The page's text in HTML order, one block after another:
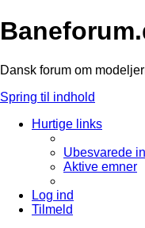
Dansk forum om
Spring til indhold
Hurtige links
Ubesvarede
Aktive emner
Log ind
Tilmeld